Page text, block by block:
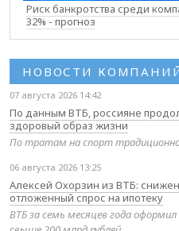
Риск банкротства среди
32% - прогноз
НОВОСТИ
07 августа 2026 14:42
По данным ВТБ, россияне
здоровый образ жизни
По тратам на спорт
06 августа 2026 13:25
Алексей Охорзин из ВТБ:
отложенный спрос на ипотеку
ВТБ за семь месяцев года